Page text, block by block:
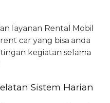
layanan Rental Mobil
car yang bisa anda
kegiatan selama
Sistem Harian